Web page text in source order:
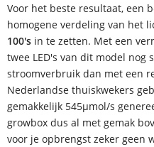
Voor het beste resultaat, een
homogene verdeling van het
100's in te zetten. Met een
twee LED's van dit model nog
stroomverbruik dan met een
Nederlandse thuiskwekers
gemakkelijk 545µmol/s
growbox dus al met gemak
voor je opbrengst zeker geen